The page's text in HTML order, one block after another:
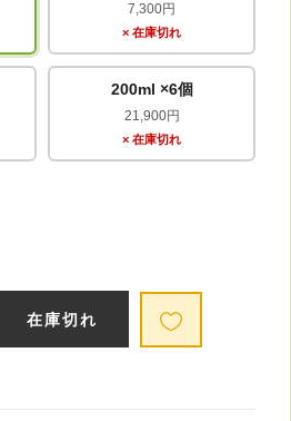
7,300円
× 在庫切れ
200ml ×6個
21,900円
× 在庫切れ